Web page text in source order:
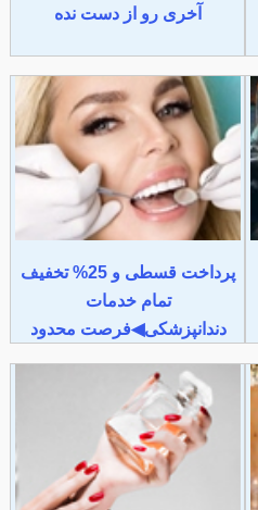
آخری رو از دست نده
پرداخت قسطی و 25% تخفیف
تمام خدمات
دندانپزشکی◀فرصت محدود